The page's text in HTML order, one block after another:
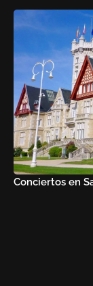
Conciertos en